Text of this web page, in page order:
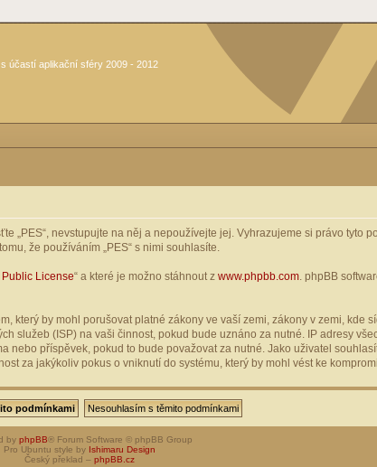
účastí aplikační sféry 2009 - 2012
nevstupujte na něj a nepoužívejte jej. Vyhrazujeme si právo tyto
že používáním „PES“ s nimi souhlasíte.
License“ a které je možno stáhnout z www.phpbb.com . phpBB
by mohl porušovat platné zákony ve vaší zemi, zákony v zemi, kde
služeb (ISP) na vaši činnost, pokud bude uznáno za nutné. IP adresy
příspěvek, pokud to bude považovat za nutné. Jako uživatel
za jakýkoliv pokus o vniknutí do systému, který by mohl vést ke
by phpBB® Forum Software © phpBB Group
Pro Ubuntu style by Ishimaru Design
Český překlad – phpBB.cz